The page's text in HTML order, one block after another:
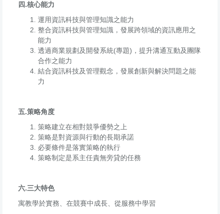
四.核心能力
運用資訊科技與管理知識之能力
整合資訊科技與管理知識，發展跨領域的資訊應用之
能力
透過商業規劃及開發系統(專題)，提升溝通互動及團隊
合作之能力
結合資訊科技及管理觀念，發展創新與解決問題之能
力
五.策略角度
策略建立在相對競爭優勢之上
策略是對資源與行動的長期承諾
必要條件是落實策略的執行
策略制定是系主任責無旁貸的任務
六.三大特色
寓教學於實務、在競賽中成長、從服務中學習